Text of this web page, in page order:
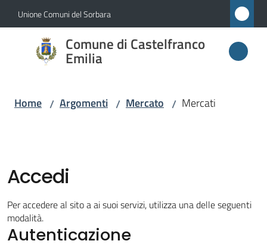
Vai al contenuto
Vai alla navigazione
Vai al footer
Unione Comuni del Sorbara
Comune di Castelfranco
Emilia
Comune di
Castelfranco
Servizi
Vivere
Home / Argomenti / Mercato / Mercati
Accedi
Per accedere al sito a ai suoi servizi, utilizza una delle seguenti
modalità.
Autenticazione